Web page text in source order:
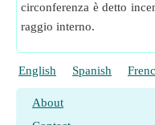
circonferenza è detto
raggio interno.
English Spanish
About